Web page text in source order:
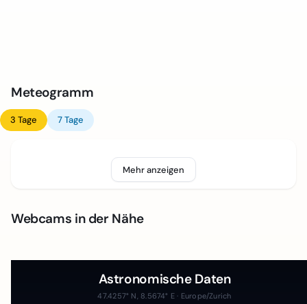
Meteogramm
3 Tage 7 Tage
Mehr anzeigen
Webcams in der Nähe
Astronomische Daten
47.4257° N, 8.5674° E · Europe/Zurich